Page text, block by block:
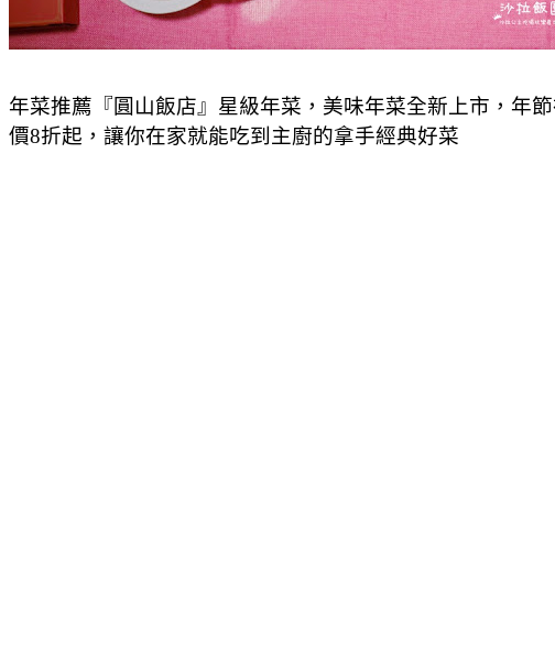
年菜推薦『圓山飯店』星級年菜，美味年菜全新上市，年
價8折起，讓你在家就能吃到主廚的拿手經典好菜